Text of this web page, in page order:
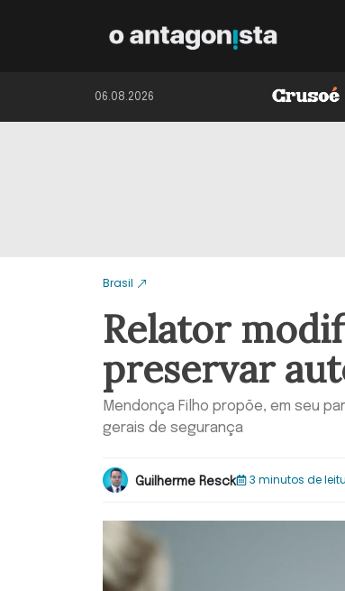
06.08.2026
Brasil
Relator
preservar
Mendonça Filho propõe, em seu
gerais de segurança
Guilherme Resck 3 minutos de